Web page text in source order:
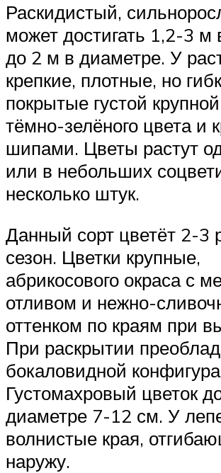
Раскидистый,
может достигать 1,2-3 м
до 2 м в диаметре. У
крепкие, плотные, но
покрытые густой
тёмно-зелёного цвета и
шипами. Цветы растут
или в небольших
несколько штук.
Данный сорт цветёт 2-3
сезон. Цветки крупные,
абрикосового окраса с
отливом и нежно-
оттенком по краям при
При раскрытии
бокаловидной
Густомахровый цветок
диаметре 7-12 см. У
волнистые края,
наружу.